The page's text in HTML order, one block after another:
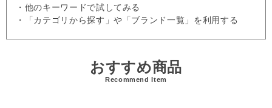
・他のキーワードで試してみる
・「カテゴリから探す」や「ブランド一覧」を利用する
おすすめ商品
Recommend Item